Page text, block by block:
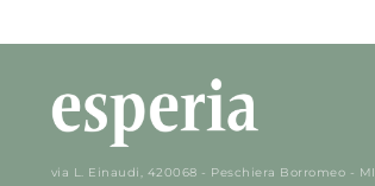
via L. Einaudi, 420068 - Peschiera Borromeo - MI